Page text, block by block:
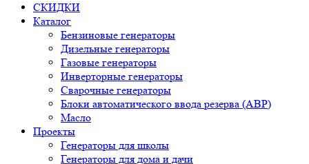
СКИДКИ
Каталог
Бензиновые генераторы
Дизельные генераторы
Газовые генераторы
Инверторные генераторы
Сварочные генераторы
Блоки автоматического ввода резерва (АВР)
Масло
Проекты
Генераторы для школы
Генераторы для дома и дачи